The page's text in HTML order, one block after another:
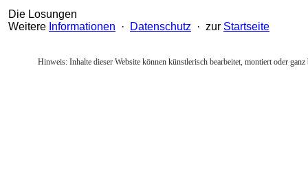
Die Losungen
Weitere Informationen · Datenschutz · zur Startseite
Hinweis: Inhalte dieser Website können künstlerisch bearbeitet, montiert oder